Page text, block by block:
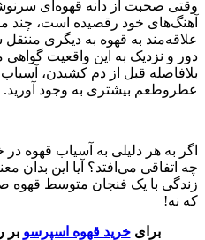
وقتی صحبت از دانه قهوه‌ای
آهنگ‌های خود رقصیده است، چند
علاقه‌مند به قهوه به دیگری
دور و نزدیک به این واقعیت گواهی
بلافاصله قبل از دم کشیدن،
عطروطعم بیشتری به وجود آورید.
اگر به هر دلیلی به آسیاب قهوه
چه اتفاقی می‌افتد؟ آیا این بدان
زندگی با یک فنجان متوسط ​​قهوه
که نه!
برایخرید قهوه اسپرسو بر